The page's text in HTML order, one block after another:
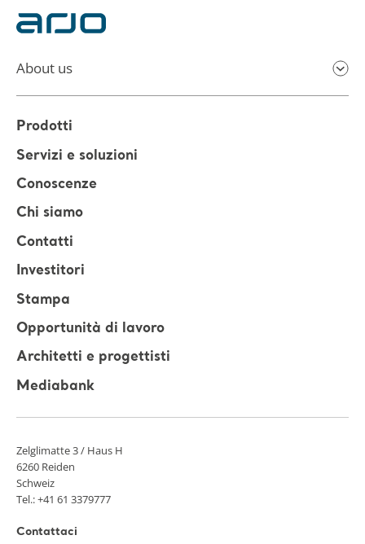
About us
Prodotti
Servizi e soluzioni
Conoscenze
Chi siamo
Contatti
Investitori
Stampa
Opportunità di lavoro
Architetti e progettisti
Mediabank
Zelglimatte 3 / Haus H
6260 Reiden
Schweiz
Tel.: +41 61 3379777
Contattaci